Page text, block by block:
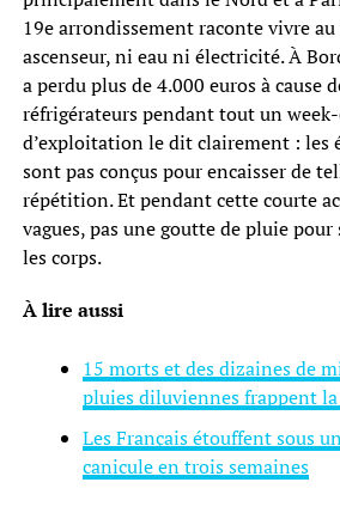
19e arrondissement raconte vivre au
ascenseur, ni eau ni électricité. À
a perdu plus de 4.000 euros à cause
réfrigérateurs pendant tout un
d’exploitation le dit clairement : les
sont pas conçus pour encaisser de
répétition. Et pendant cette courte
vagues, pas une goutte de pluie pour
les corps.
À lire aussi
15 morts et des dizaines de
pluies diluviennes frappent
Les Français étouffent sous
canicule en trois semaines